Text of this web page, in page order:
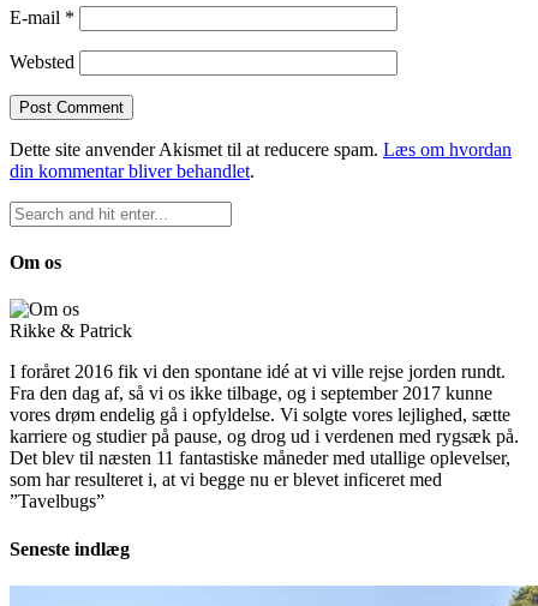
E-mail *
Websted
Dette site anvender Akismet til at reducere spam. Læs om hvordan
din kommentar bliver behandlet.
Om os
Rikke & Patrick
I foråret 2016 fik vi den spontane idé at vi ville rejse jorden rundt.
Fra den dag af, så vi os ikke tilbage, og i september 2017 kunne
vores drøm endelig gå i opfyldelse. Vi solgte vores lejlighed, sætte
karriere og studier på pause, og drog ud i verdenen med rygsæk på.
Det blev til næsten 11 fantastiske måneder med utallige oplevelser,
som har resulteret i, at vi begge nu er blevet inficeret med
”Tavelbugs”
Seneste indlæg